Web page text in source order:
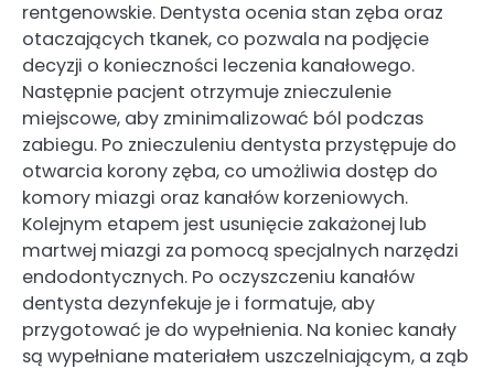
rentgenowskie. Dentysta ocenia stan zęba oraz
otaczających tkanek, co pozwala na podjęcie
decyzji o konieczności leczenia kanałowego.
Następnie pacjent otrzymuje znieczulenie
miejscowe, aby zminimalizować ból podczas
zabiegu. Po znieczuleniu dentysta przystępuje do
otwarcia korony zęba, co umożliwia dostęp do
komory miazgi oraz kanałów korzeniowych.
Kolejnym etapem jest usunięcie zakażonej lub
martwej miazgi za pomocą specjalnych narzędzi
endodontycznych. Po oczyszczeniu kanałów
dentysta dezynfekuje je i formatuje, aby
przygotować je do wypełnienia. Na koniec kanały
są wypełniane materiałem uszczelniającym, a ząb